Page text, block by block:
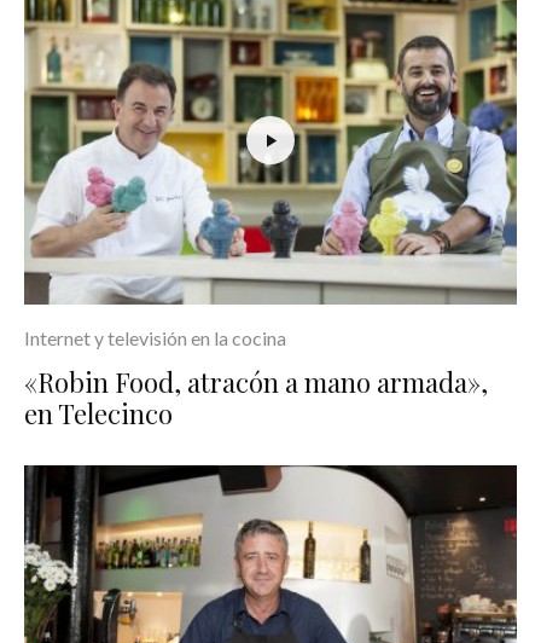
Internet y televisión en la cocina
«Robin Food, atracón a mano armada»,
en Telecinco